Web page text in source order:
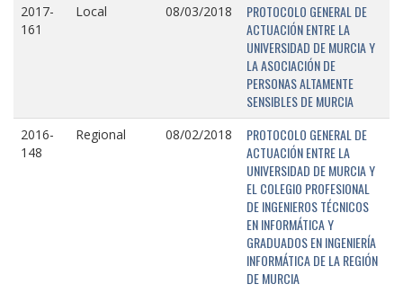
2017-
161
Local 08/03/2018
PROTOCOLO GENERAL DE
ACTUACIÓN ENTRE LA
UNIVERSIDAD DE MURCIA Y
LA ASOCIACIÓN DE
PERSONAS ALTAMENTE
SENSIBLES DE MURCIA
2016-
148
Regional 08/02/2018
PROTOCOLO GENERAL DE
ACTUACIÓN ENTRE LA
UNIVERSIDAD DE MURCIA Y
EL COLEGIO PROFESIONAL
DE INGENIEROS TÉCNICOS
EN INFORMÁTICA Y
GRADUADOS EN INGENIERÍA
INFORMÁTICA DE LA REGIÓN
DE MURCIA